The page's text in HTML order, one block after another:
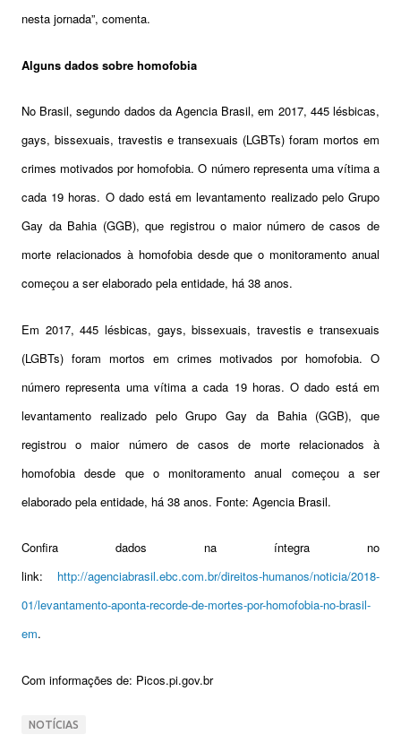
nesta jornada”, comenta.
Alguns dados sobre homofobia
No Brasil, segundo dados da Agencia Brasil, em 2017, 445 lésbicas,
gays, bissexuais, travestis e transexuais (LGBTs) foram mortos em
crimes motivados por homofobia. O número representa uma vítima a
cada 19 horas. O dado está em levantamento realizado pelo Grupo
Gay da Bahia (GGB), que registrou o maior número de casos de
morte relacionados à homofobia desde que o monitoramento anual
começou a ser elaborado pela entidade, há 38 anos.
Em 2017, 445 lésbicas, gays, bissexuais, travestis e transexuais
(LGBTs) foram mortos em crimes motivados por homofobia. O
número representa uma vítima a cada 19 horas. O dado está em
levantamento realizado pelo Grupo Gay da Bahia (GGB), que
registrou o maior número de casos de morte relacionados à
homofobia desde que o monitoramento anual começou a ser
elaborado pela entidade, há 38 anos. Fonte: Agencia Brasil.
Confira dados na íntegra no
link: http://agenciabrasil.ebc.com.br/direitos-humanos/noticia/2018-
01/levantamento-aponta-recorde-de-mortes-por-homofobia-no-brasil-
em.
Com informações de: Picos.pi.gov.br
NOTÍCIAS